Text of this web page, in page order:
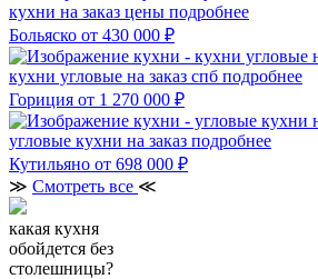
кухни на заказ цены подробнее
Больяско от 430 000 ₽
кухни угловые на заказ спб подробнее
Гориция от 1 270 000 ₽
угловые кухни на заказ подробнее
Кутильяно от 698 000 ₽
≫ Смотреть все ≪
какая кухня
обойдется без
столешницы?